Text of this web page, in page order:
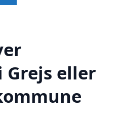
eller